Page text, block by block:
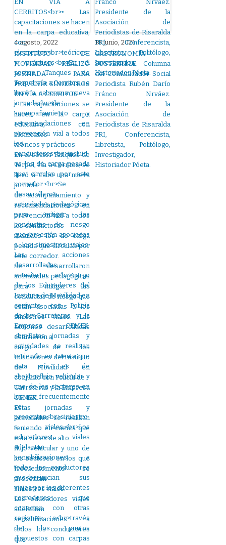
4 agosto, 2022
INSTITUTO DE
MOVILIDAD. REALIZÓ
JORNADA PARA
PREVENIR SINIESTROS
EN VÍA A CERRITOS
• Las capacitaciones se
hacen en la carpa
educativa, con
elementos
teóricos y prácticos
En el sector Tanques de
Terpel, vía a Cerritos, se
llevó a cabo una nueva
jornada
de acompañamiento y
recomendaciones en
prevención vial a todos
los conductores
incluidos los de carga
pesada que circulan por
este corredor.
Se desarrollaron
actividades pedagógicas
para mitigar las
conductas de riesgo que
están asociadas a los
siniestros viales. Las
acciones desarrolladas
estuvieron a
cargo de los
Educadores del Instituto
de Movilidad en
conjunto con Policía de
Carreteras y la Empresa
CEMEX.
Estas jornadas y
actividades se realizan
teniendo en cuenta que
esta vía es de alto
flujo vehicular y uno de
los sectores en los que
frecuentemente se
presentan
siniestros viales.
Los educadores viales
adelantan
sensibilizaciones a
todos los conductores
que
18 junio, 2021
GASTRONOMÍA
SOSTENIBLE. Columna
del Comunicador Social
Periodista Rubén Darío
Fránco Nrváez.
Presidente de la
Asociación de
Periodistas de Risaralda
PRI, Conferencista,
Libretista, Politólogo,
Investigador,
Historiador Póeta.